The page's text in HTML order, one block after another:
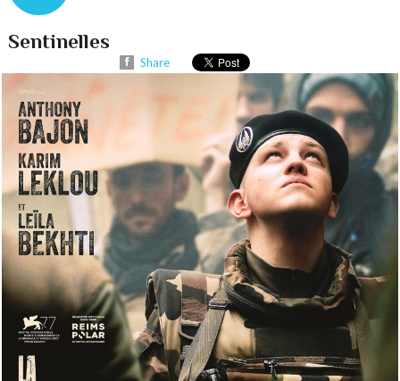
Sentinelles
Share